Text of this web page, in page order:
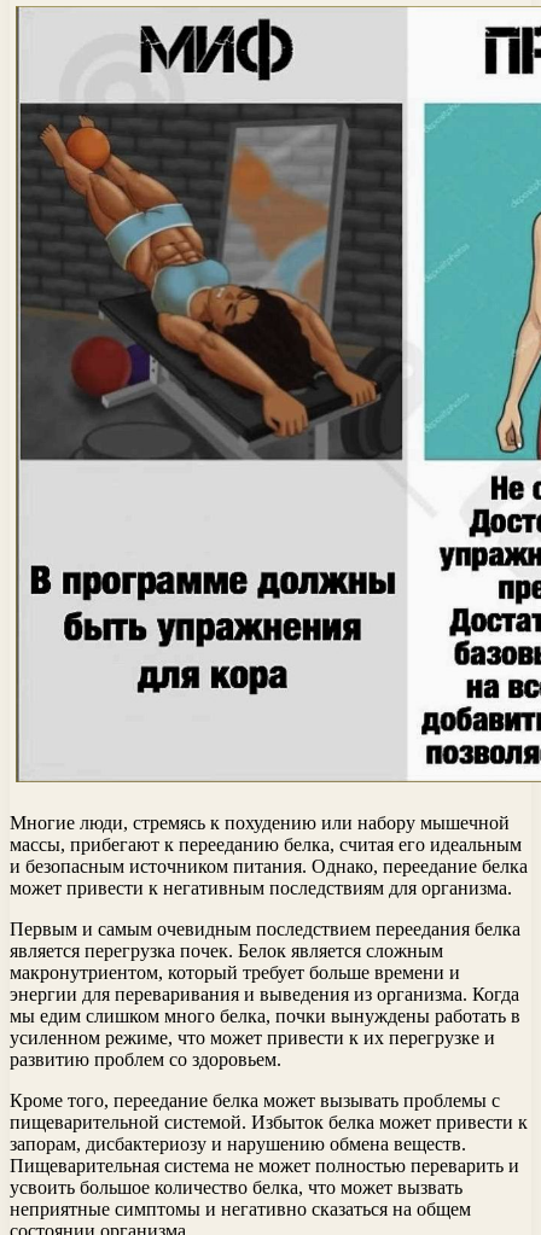
Многие люди, стремясь к похудению или набору мышечной
массы, прибегают к перееданию белка, считая его идеальным
и безопасным источником питания. Однако, переедание белка
может привести к негативным последствиям для организма.
Первым и самым очевидным последствием переедания белка
является перегрузка почек. Белок является сложным
макронутриентом, который требует больше времени и
энергии для переваривания и выведения из организма. Когда
мы едим слишком много белка, почки вынуждены работать в
усиленном режиме, что может привести к их перегрузке и
развитию проблем со здоровьем.
Кроме того, переедание белка может вызывать проблемы с
пищеварительной системой. Избыток белка может привести к
запорам, дисбактериозу и нарушению обмена веществ.
Пищеварительная система не может полностью переварить и
усвоить большое количество белка, что может вызвать
неприятные симптомы и негативно сказаться на общем
состоянии организма.